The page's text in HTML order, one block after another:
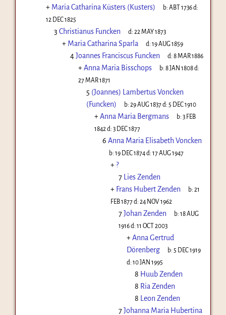
+ Maria Catharina Küsters (Kusters) b:ABT 1736d:
12 DEC 1825
3 Christianus Funcken d:22 MAY 1873
+ Maria Catharina Sparla d:19 AUG 1859
4Joannes Franciscus Funcken d:8 MAR 1886
+Anna Maria Bisschops b:8 JAN 1808d:
27 MAR 1871
5 (Joannes) Lambertus Voncken
(Funcken)
b:29 AUG 1837d: 5 DEC 1910
+Anna Maria Bergmans b:3 FEB
1842 d: 3 DEC 1877
6 Anna Maria Elisabeth Voncken
b:19 DEC 1874d:17 AUG 1947
+ ?
7 Lies Zenden
+ Frans Hubert Zenden b:21
FEB 1877d: 24 NOV 1962
7Johan Zenden b:18 AUG
1916d: 11 OCT 2003
+Anna Gertrud
Dörenberg
b: 5 DEC 1919
d: 10 JAN 1995
8 Huub Zenden
8 Ria Zenden
8 Leon Zenden
7Johanna Maria Hubertina